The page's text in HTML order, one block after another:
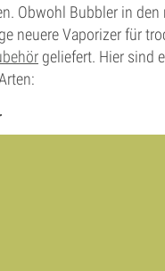
Obwohl Bubbler in
neuere Vaporizer für
geliefert. Hier sind